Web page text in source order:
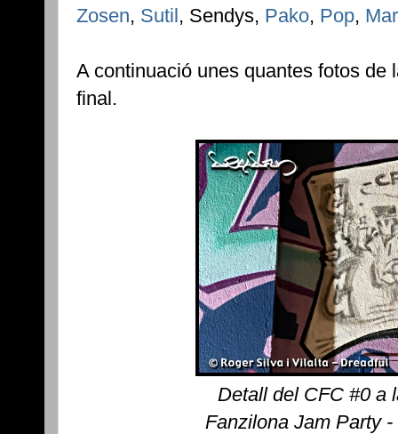
Zosen, Sutil, Sendys, Pako, Pop,
A continuació unes quantes fotos de
final.
Detall del CFC #0 a
Fanzilona Jam Party